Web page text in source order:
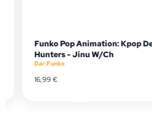
Funko Pop Animation: Kpop
Hunters - Jinu W/Ch
Dar|Funko
16,99€